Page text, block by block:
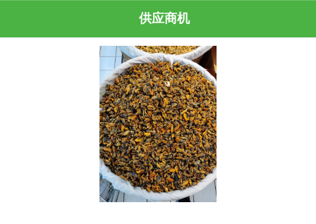
供应商机